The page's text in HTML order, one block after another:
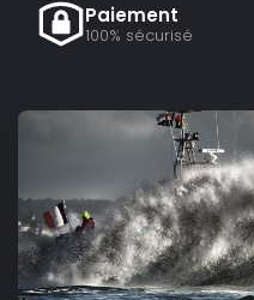
Paiement
100% sécurisé